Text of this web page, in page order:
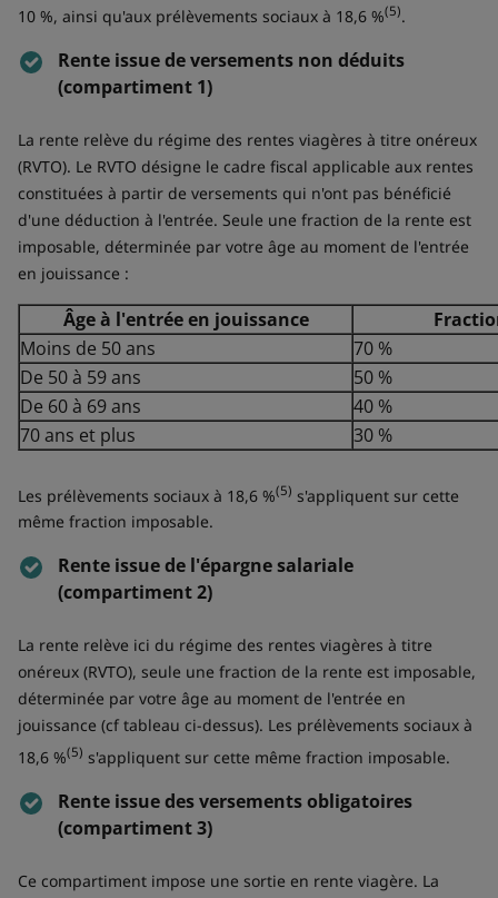
10 %, ainsi qu'aux prélèvements sociaux à 18,6 %(5).
Rente issue de versements non déduits
(compartiment 1)
La rente relève du régime des rentes viagères à titre onéreux
(RVTO). Le RVTO désigne le cadre fiscal applicable aux rentes
constituées à partir de versements qui n'ont pas bénéficié
d'une déduction à l'entrée. Seule une fraction de la rente est
imposable, déterminée par votre âge au moment de l'entrée
en jouissance :
Âge à l'entrée en jouissance
Moins de 50 ans
70 %
De 50 à 59 ans
50 %
De 60 à 69 ans
40 %
70 ans et plus
30 %
Les prélèvements sociaux à 18,6 %(5) s'appliquent sur cette
même fraction imposable.
Rente issue de l'épargne salariale
(compartiment 2)
La rente relève ici du régime des rentes viagères à titre
onéreux (RVTO), seule une fraction de la rente est imposable,
déterminée par votre âge au moment de l'entrée en
jouissance (cf tableau ci-dessus). Les prélèvements sociaux à
18,6 %(5) s'appliquent sur cette même fraction imposable.
Rente issue des versements obligatoires
(compartiment 3)
Ce compartiment impose une sortie en rente viagère. La